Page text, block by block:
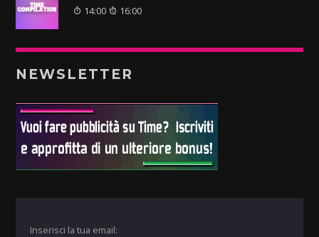
14:00 16:00
NEWSLETTER
Inserisci la tua email: